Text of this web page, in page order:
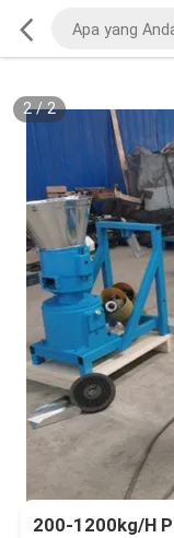
2/2
200-1200kg/H